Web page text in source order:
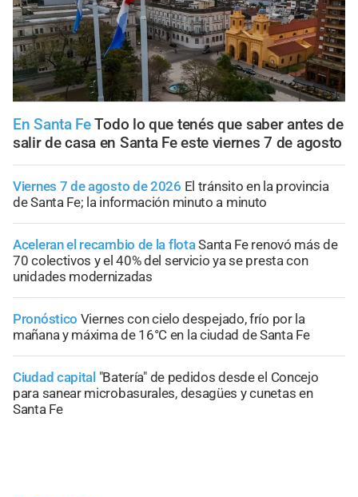
En Santa FeTodo lo que tenés que saber antes de
salir de casa en Santa Fe este viernes 7 de agosto
Viernes 7 de agosto de 2026 El tránsito en la provincia
de Santa Fe; la información minuto a minuto
Aceleran el recambio de la flotaSanta Fe renovó más de
70 colectivos y el 40% del servicio ya se presta con
unidades modernizadas
Pronóstico Viernes con cielo despejado, frío por la
mañana y máxima de 16°C en la ciudad de Santa Fe
Ciudad capital "Batería" de pedidos desde el Concejo
para sanear microbasurales, desagües y cunetas en
Santa Fe